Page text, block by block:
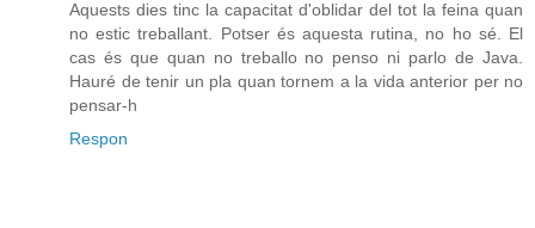
Aquests dies tinc la capacitat d'oblidar del tot la feina quan
no estic treballant. Potser és aquesta rutina, no ho sé. El
cas és que quan no treballo no penso ni parlo de Java.
Hauré de tenir un pla quan tornem a la vida anterior per no
pensar-h
Respon